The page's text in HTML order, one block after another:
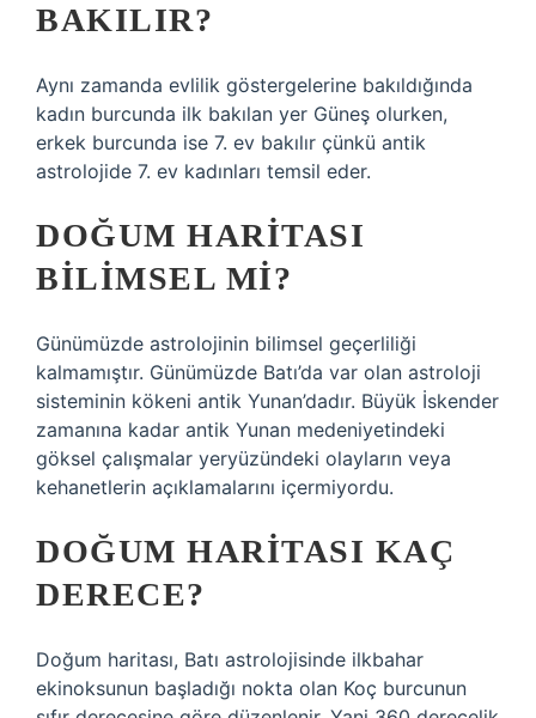
BAKILIR?
Aynı zamanda evlilik göstergelerine bakıldığında
kadın burcunda ilk bakılan yer Güneş olurken,
erkek burcunda ise 7. ev bakılır çünkü antik
astrolojide 7. ev kadınları temsil eder.
DOĞUM HARITASI
BILIMSEL MI?
Günümüzde astrolojinin bilimsel geçerliliği
kalmamıştır. Günümüzde Batı’da var olan astroloji
sisteminin kökeni antik Yunan’dadır. Büyük İskender
zamanına kadar antik Yunan medeniyetindeki
göksel çalışmalar yeryüzündeki olayların veya
kehanetlerin açıklamalarını içermiyordu.
DOĞUM HARITASI KAÇ
DERECE?
Doğum haritası, Batı astrolojisinde ilkbahar
ekinoksunun başladığı nokta olan Koç burcunun